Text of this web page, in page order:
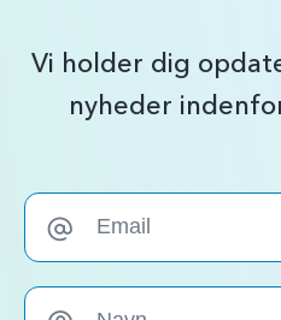
Vi holder dig
nyheder